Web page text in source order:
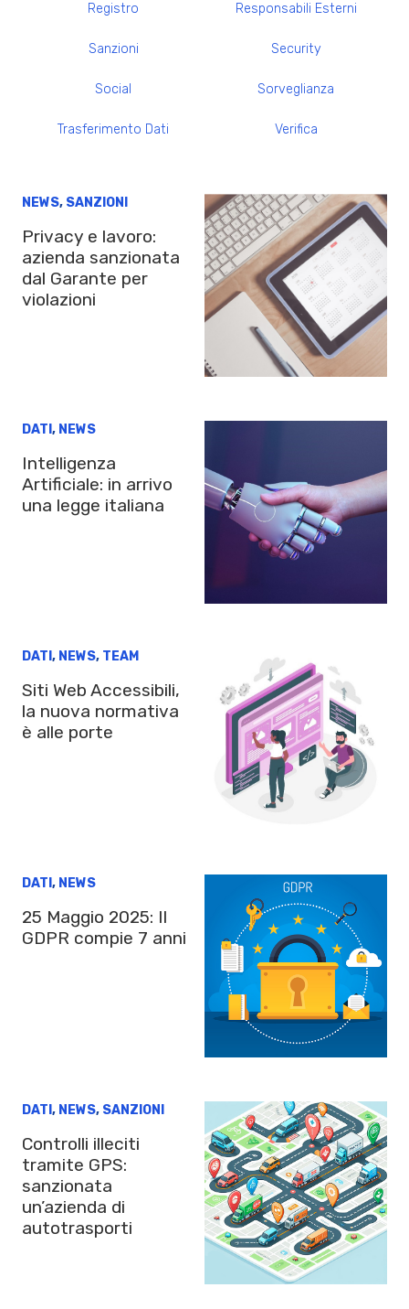
Registro Responsabili Esterni
Sanzioni Security
Social Sorveglianza
Trasferimento Dati Verifica
NEWS, SANZIONI
Privacy e lavoro:
azienda sanzionata
dal Garante per
violazioni
DATI , NEWS
Intelligenza
Artificiale: in arrivo
una legge italiana
DATI , NEWS, TEAM
Siti Web Accessibili,
la nuova normativa
è alle porte
DATI , NEWS
25 Maggio 2025: Il
GDPR compie 7 anni
DATI , NEWS, SANZIONI
Controlli illeciti
tramite GPS:
sanzionata
un’azienda di
autotrasporti